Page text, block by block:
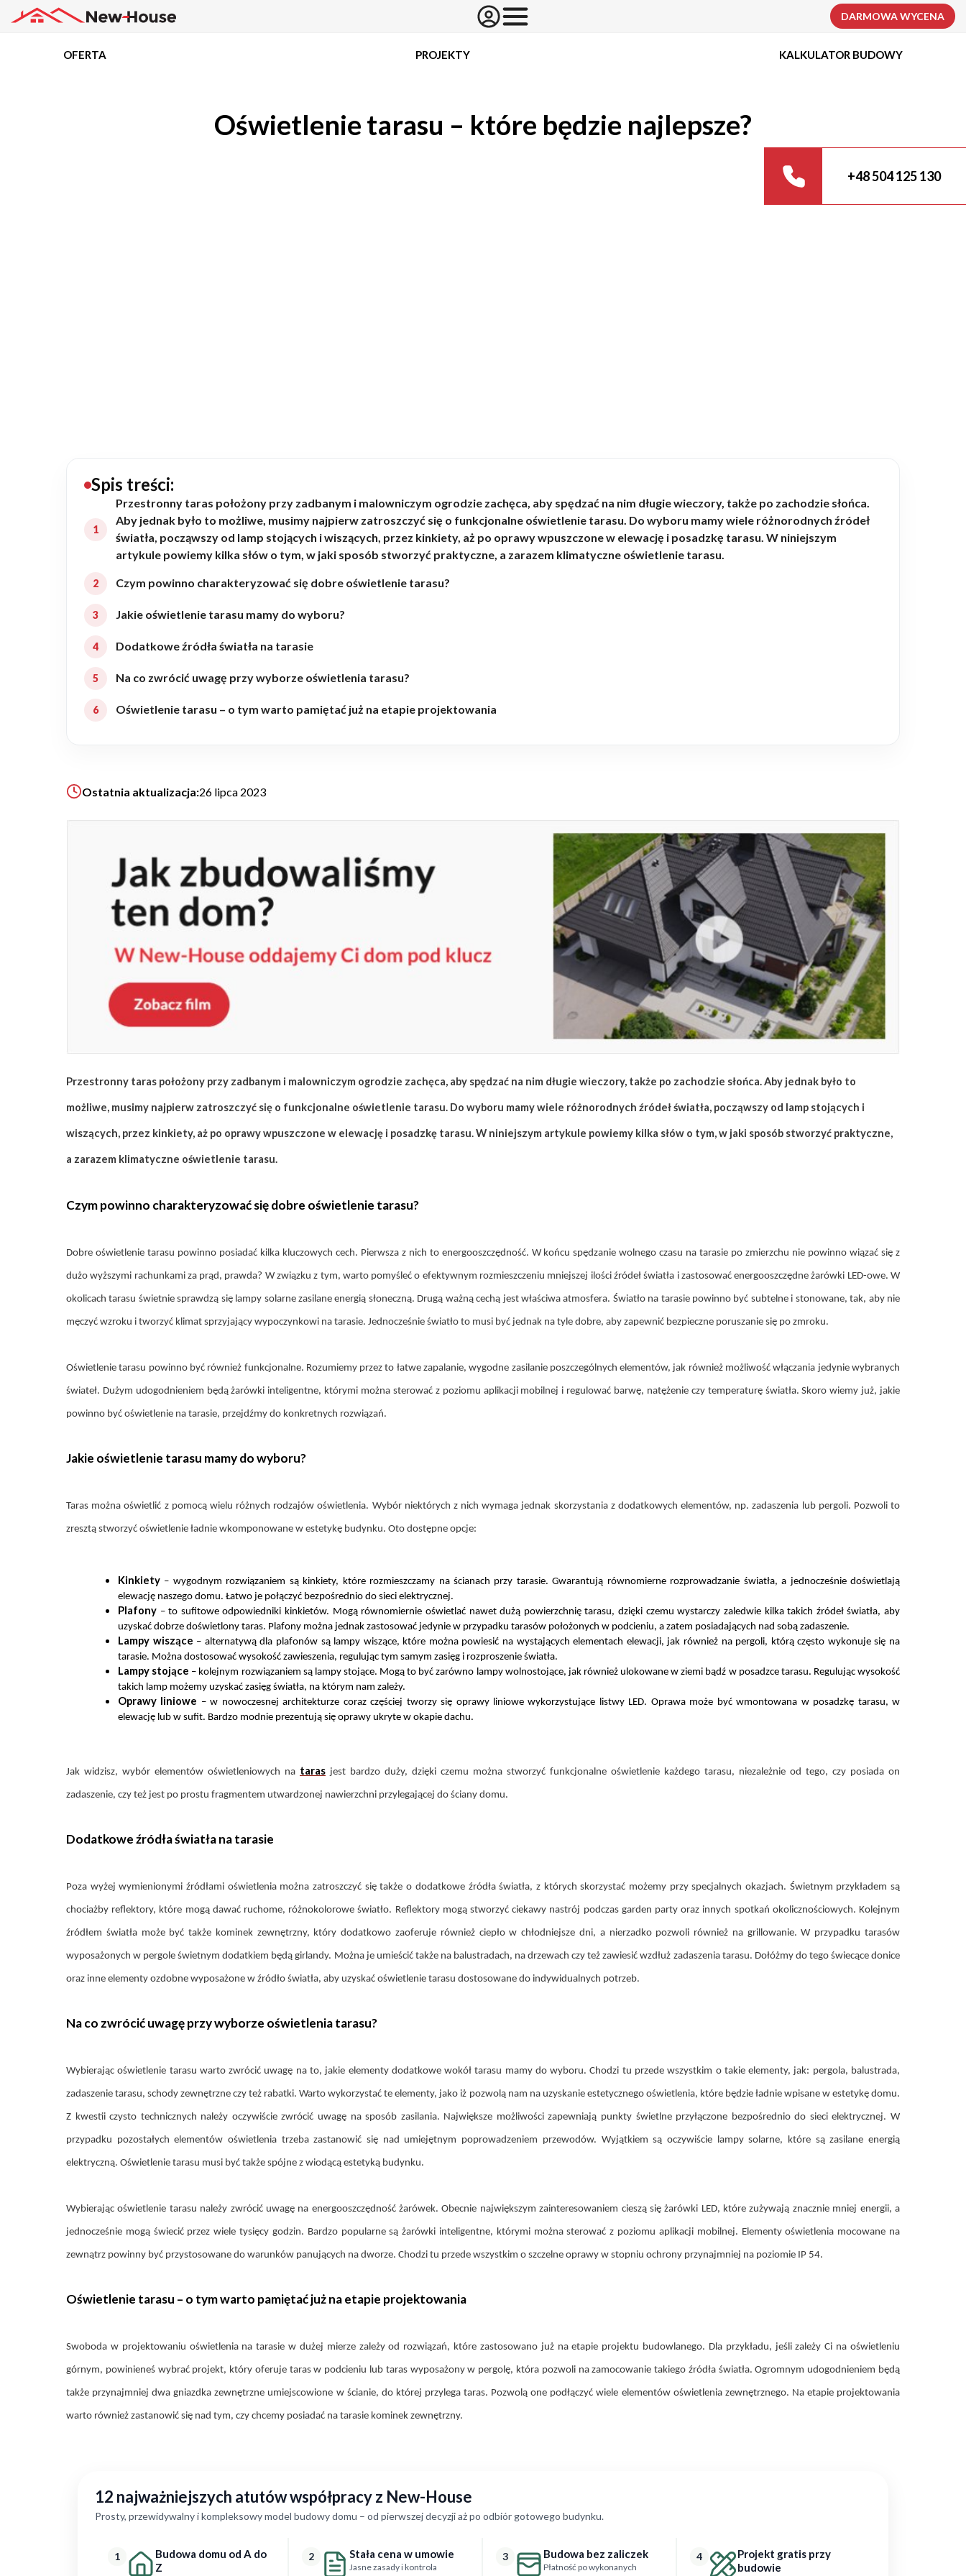
Rezydencje
Rozbudowa
Remonty
Budynki biurowe
Realizacje
Referencje
Ogrody
KALKULATOR BUDOWY
ZAPISZ SIĘ
DARMOWA WYCENA
OFERTA PROJEKTY KALKULATOR BUDOWY
Oświetlenie tarasu – które będzie najlepsze?
+48 504 125 130
Spis treści:
Przestronny taras położony przy zadbanym i malowniczym ogrodzie zachęca, aby spędzać na nim długie wieczory, także po zachodzie słońca.
Aby jednak było to możliwe, musimy najpierw zatroszczyć się o funkcjonalne oświetlenie tarasu. Do wyboru mamy wiele różnorodnych źródeł
światła, począwszy od lamp stojących i wiszących, przez kinkiety, aż po oprawy wpuszczone w elewację i posadzkę tarasu. W niniejszym
artykule powiemy kilka słów o tym, w jaki sposób stworzyć praktyczne, a zarazem klimatyczne oświetlenie tarasu.
Czym powinno charakteryzować się dobre oświetlenie tarasu?
Jakie oświetlenie tarasu mamy do wyboru?
Dodatkowe źródła światła na tarasie
Na co zwrócić uwagę przy wyborze oświetlenia tarasu?
Oświetlenie tarasu – o tym warto pamiętać już na etapie projektowania
Ostatnia aktualizacja:26 lipca 2023
Przestronny taras położony przy zadbanym i malowniczym ogrodzie zachęca, aby spędzać na nim długie wieczory, także po zachodzie słońca. Aby jednak było to
możliwe, musimy najpierw zatroszczyć się o funkcjonalne oświetlenie tarasu. Do wyboru mamy wiele różnorodnych źródeł światła, począwszy od lamp stojących i
wiszących, przez kinkiety, aż po oprawy wpuszczone w elewację i posadzkę tarasu. W niniejszym artykule powiemy kilka słów o tym, w jaki sposób stworzyć praktyczne,
a zarazem klimatyczne oświetlenie tarasu.
Czym powinno charakteryzować się dobre oświetlenie tarasu?
Dobre oświetlenie tarasu powinno posiadać kilka kluczowych cech. Pierwsza z nich to energooszczędność. W końcu spędzanie wolnego czasu na tarasie po zmierzchu nie powinno wiązać się z
dużo wyższymi rachunkami za prąd, prawda? W związku z tym, warto pomyśleć o efektywnym rozmieszczeniu mniejszej ilości źródeł światła i zastosować energooszczędne żarówki LED-owe. W
okolicach tarasu świetnie sprawdzą się lampy solarne zasilane energią słoneczną. Drugą ważną cechą jest właściwa atmosfera. Światło na tarasie powinno być subtelne i stonowane, tak, aby nie
męczyć wzroku i tworzyć klimat sprzyjający wypoczynkowi na tarasie. Jednocześnie światło to musi być jednak na tyle dobre, aby zapewnić bezpieczne poruszanie się po zmroku.
Oświetlenie tarasu powinno być również funkcjonalne. Rozumiemy przez to łatwe zapalanie, wygodne zasilanie poszczególnych elementów, jak również możliwość włączania jedynie wybranych
świateł. Dużym udogodnieniem będą żarówki inteligentne, którymi można sterować z poziomu aplikacji mobilnej i regulować barwę, natężenie czy temperaturę światła. Skoro wiemy już, jakie
powinno być oświetlenie na tarasie, przejdźmy do konkretnych rozwiązań.
Jakie oświetlenie tarasu mamy do wyboru?
Taras można oświetlić z pomocą wielu różnych rodzajów oświetlenia. Wybór niektórych z nich wymaga jednak skorzystania z dodatkowych elementów, np. zadaszenia lub pergoli. Pozwoli to
zresztą stworzyć oświetlenie ładnie wkomponowane w estetykę budynku. Oto dostępne opcje:
Kinkiety – wygodnym rozwiązaniem są kinkiety, które rozmieszczamy na ścianach przy tarasie. Gwarantują równomierne rozprowadzanie światła, a jednocześnie doświetlają
elewację naszego domu. Łatwo je połączyć bezpośrednio do sieci elektrycznej.
Plafony – to sufitowe odpowiedniki kinkietów. Mogą równomiernie oświetlać nawet dużą powierzchnię tarasu, dzięki czemu wystarczy zaledwie kilka takich źródeł światła, aby
uzyskać dobrze doświetlony taras. Plafony można jednak zastosować jedynie w przypadku tarasów położonych w podcieniu, a zatem posiadających nad sobą zadaszenie.
Lampy wiszące – alternatywą dla plafonów są lampy wiszące, które można powiesić na wystających elementach elewacji, jak również na pergoli, którą często wykonuje się na
tarasie. Można dostosować wysokość zawieszenia, regulując tym samym zasięg i rozproszenie światła.
Lampy stojące – kolejnym rozwiązaniem są lampy stojące. Mogą to być zarówno lampy wolnostojące, jak również ulokowane w ziemi bądź w posadzce tarasu. Regulując wysokość
takich lamp możemy uzyskać zasięg światła, na którym nam zależy.
Oprawy liniowe – w nowoczesnej architekturze coraz częściej tworzy się oprawy liniowe wykorzystujące listwy LED. Oprawa może być wmontowana w posadzkę tarasu, w
elewację lub w sufit. Bardzo modnie prezentują się oprawy ukryte w okapie dachu.
Jak widzisz, wybór elementów oświetleniowych na taras jest bardzo duży, dzięki czemu można stworzyć funkcjonalne oświetlenie każdego tarasu, niezależnie od tego, czy posiada on
zadaszenie, czy też jest po prostu fragmentem utwardzonej nawierzchni przylegającej do ściany domu.
Dodatkowe źródła światła na tarasie
Poza wyżej wymienionymi źródłami oświetlenia można zatroszczyć się także o dodatkowe źródła światła, z których skorzystać możemy przy specjalnych okazjach. Świetnym przykładem są
chociażby reflektory, które mogą dawać ruchome, różnokolorowe światło. Reflektory mogą stworzyć ciekawy nastrój podczas garden party oraz innych spotkań okolicznościowych. Kolejnym
źródłem światła może być także kominek zewnętrzny, który dodatkowo zaoferuje również ciepło w chłodniejsze dni, a nierzadko pozwoli również na grillowanie. W przypadku tarasów
wyposażonych w pergole świetnym dodatkiem będą girlandy. Można je umieścić także na balustradach, na drzewach czy też zawiesić wzdłuż zadaszenia tarasu. Dołóżmy do tego świecące donice
oraz inne elementy ozdobne wyposażone w źródło światła, aby uzyskać oświetlenie tarasu dostosowane do indywidualnych potrzeb.
Na co zwrócić uwagę przy wyborze oświetlenia tarasu?
Wybierając oświetlenie tarasu warto zwrócić uwagę na to, jakie elementy dodatkowe wokół tarasu mamy do wyboru. Chodzi tu przede wszystkim o takie elementy, jak: pergola, balustrada,
zadaszenie tarasu, schody zewnętrzne czy też rabatki. Warto wykorzystać te elementy, jako iż pozwolą nam na uzyskanie estetycznego oświetlenia, które będzie ładnie wpisane w estetykę domu.
Z kwestii czysto technicznych należy oczywiście zwrócić uwagę na sposób zasilania. Największe możliwości zapewniają punkty świetlne przyłączone bezpośrednio do sieci elektrycznej. W
przypadku pozostałych elementów oświetlenia trzeba zastanowić się nad umiejętnym poprowadzeniem przewodów. Wyjątkiem są oczywiście lampy solarne, które są zasilane energią
elektryczną. Oświetlenie tarasu musi być także spójne z wiodącą estetyką budynku.
Wybierając oświetlenie tarasu należy zwrócić uwagę na energooszczędność żarówek. Obecnie największym zainteresowaniem cieszą się żarówki LED, które zużywają znacznie mniej energii, a
jednocześnie mogą świecić przez wiele tysięcy godzin. Bardzo popularne są żarówki inteligentne, którymi można sterować z poziomu aplikacji mobilnej. Elementy oświetlenia mocowane na
zewnątrz powinny być przystosowane do warunków panujących na dworze. Chodzi tu przede wszystkim o szczelne oprawy w stopniu ochrony przynajmniej na poziomie IP 54.
Oświetlenie tarasu – o tym warto pamiętać już na etapie projektowania
Swoboda w projektowaniu oświetlenia na tarasie w dużej mierze zależy od rozwiązań, które zastosowano już na etapie projektu budowlanego. Dla przykładu, jeśli zależy Ci na oświetleniu
górnym, powinieneś wybrać projekt, który oferuje taras w podcieniu lub taras wyposażony w pergolę, która pozwoli na zamocowanie takiego źródła światła. Ogromnym udogodnieniem będą
także przynajmniej dwa gniazdka zewnętrzne umiejscowione w ścianie, do której przylega taras. Pozwolą one podłączyć wiele elementów oświetlenia zewnętrznego. Na etapie projektowania
warto również zastanowić się nad tym, czy chcemy posiadać na tarasie kominek zewnętrzny.
12 najważniejszych atutów współpracy z New-House
Prosty, przewidywalny i kompleksowy model budowy domu – od pierwszej decyzji aż po odbiór gotowego budynku.
1
Budowa domu od A do
Z
2 Stała cena w umowie
Jasne zasady i kontrola
3 Budowa bez zaliczek
Płatność po wykonanych
4
Projekt gratis przy
budowie